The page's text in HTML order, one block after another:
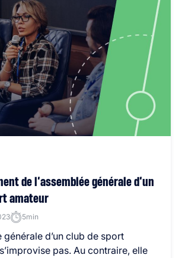
de l’assemblée générale d’un
amateur
5min
générale d’un club de sport
pas. Au contraire, elle